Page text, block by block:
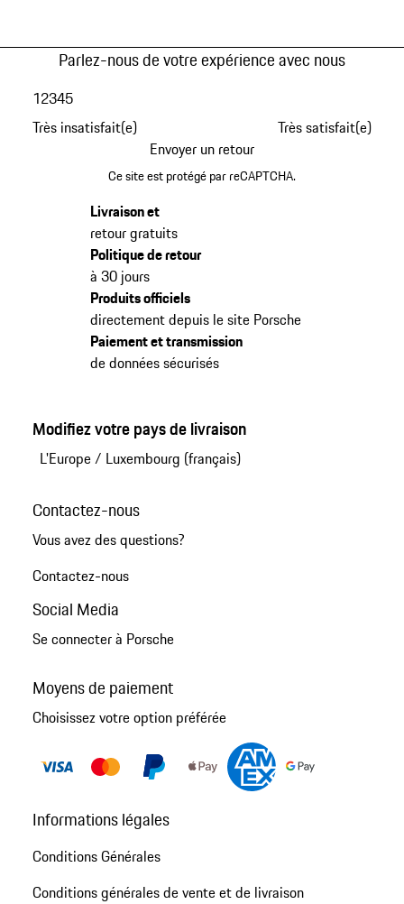
Parlez-nous de votre expérience avec nous
Très insatisfait(e)
12345
Très satisfait(e)
Envoyer un retour
Ce site est protégé par reCAPTCHA.
Livraison et
retour gratuits
Politique de retour
à 30 jours
Produits officiels
directement depuis le site Porsche
Paiement et transmission
de données sécurisés
Modifiez votre pays de livraison
L'Europe/ Luxembourg (français)
Contactez-nous
Vous avez des questions?
Contactez-nous
Social Media
Se connecter à Porsche
Moyens de paiement
Choisissez votre option préférée
Informations légales
Conditions Générales
Conditions générales de vente et de livraison